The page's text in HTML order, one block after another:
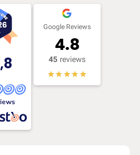
,8
Google Reviews
4.8
45 reviews